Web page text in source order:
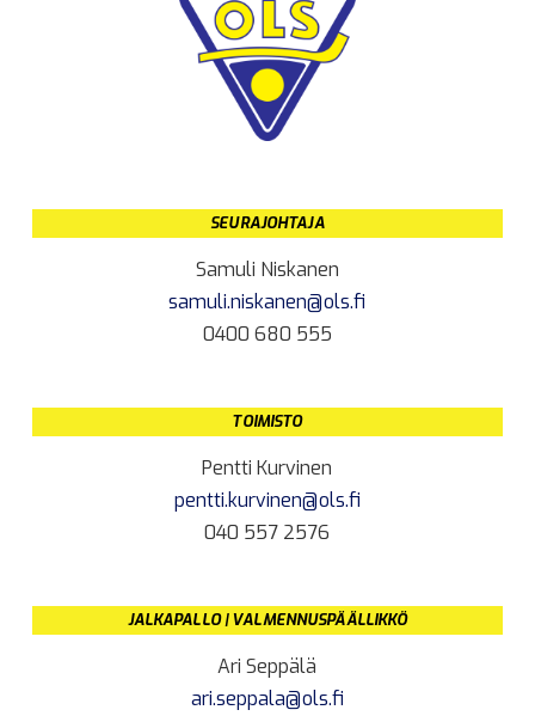
SEURAJOHTAJA
Samuli Niskanen
samuli.niskanen@ols.fi
0400 680 555
TOIMISTO
Pentti Kurvinen
pentti.kurvinen@ols.fi
040 557 2576
JALKAPALLO | VALMENNUSPÄÄLLIKKÖ
Ari Seppälä
ari.seppala@ols.fi